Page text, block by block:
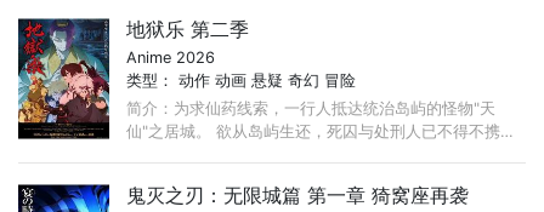
地狱乐 第二季
Anime 2026
类型：动作 动画 悬疑 奇幻 冒险
简介：为求仙药线索，一行人抵达统治岛屿的怪物"天
仙"之居城。 欲从岛屿生还，死囚与处刑人已不得不携手
鬼灭之刃：无限城篇 第一章 猗窝座再袭